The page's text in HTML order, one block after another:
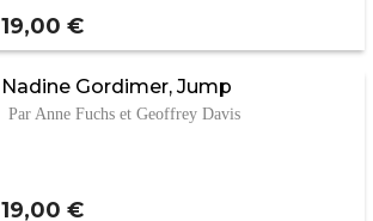
Prix
19,00 €
Nadine Gordimer, Jump
Par Anne Fuchs et Geoffrey Davis
Prix
19,00 €